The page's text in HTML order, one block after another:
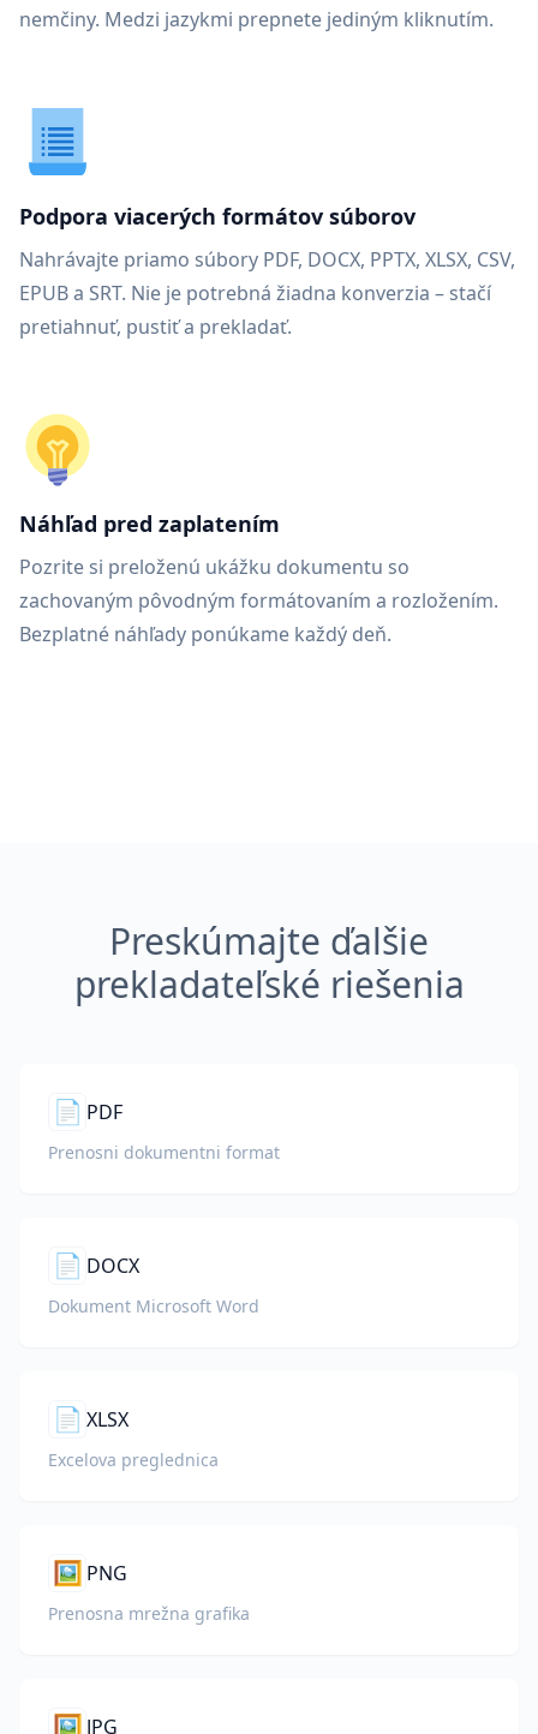
nemčiny. Medzi jazykmi prepnete jediným kliknutím.
Podpora viacerých formátov súborov
Nahrávajte priamo súbory PDF, DOCX, PPTX, XLSX, CSV,
EPUB a SRT. Nie je potrebná žiadna konverzia – stačí
pretiahnuť, pustiť a prekladať.
Náhľad pred zaplatením
Pozrite si preloženú ukážku dokumentu so
zachovaným pôvodným formátovaním a rozložením.
Bezplatné náhľady ponúkame každý deň.
Preskúmajte ďalšie
prekladateľské riešenia
📄 PDF
Prenosni dokumentni format
📄 DOCX
Dokument Microsoft Word
📄 XLSX
Excelova preglednica
🖼️ PNG
Prenosna mrežna grafika
🖼️ JPG